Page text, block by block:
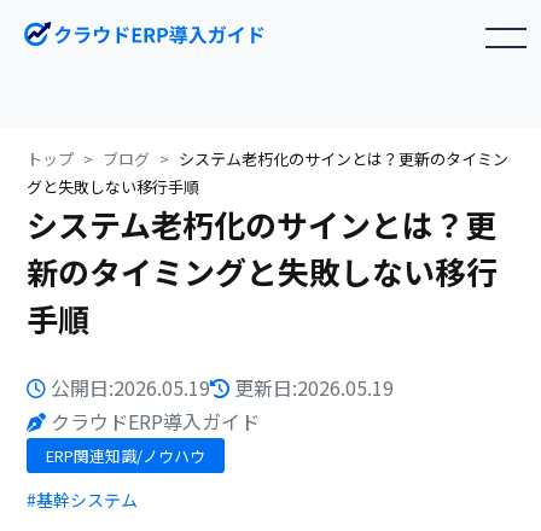
toggle navigation
トップ ブログ
システム老朽化のサインとは？更新のタイミン
グと失敗しない移行手順
システム老朽化のサインとは？更
新のタイミングと失敗しない移行
手順
ERP関連知識/ノウハウ
公開日:2026.05.19
更新日:2026.05.19
クラウドERP導入ガイド
#基幹システム